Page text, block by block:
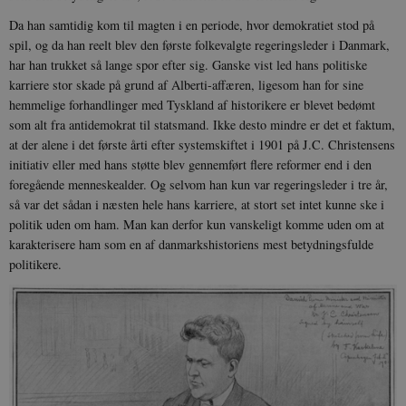
Da han samtidig kom til magten i en periode, hvor demokratiet stod på
spil, og da han reelt blev den første folkevalgte regeringsleder i Danmark,
har han trukket så lange spor efter sig. Ganske vist led hans politiske
karriere stor skade på grund af Alberti-affæren, ligesom han for sine
hemmelige forhandlinger med Tyskland af historikere er blevet bedømt
som alt fra antidemokrat til statsmand. Ikke desto mindre er det et faktum,
at der alene i det første årti efter systemskiftet i 1901 på J.C. Christensens
initiativ eller med hans støtte blev gennemført flere reformer end i den
foregående menneskealder. Og selvom han kun var regeringsleder i tre år,
så var det sådan i næsten hele hans karriere, at stort set intet kunne ske i
politik uden om ham. Man kan derfor kun vanskeligt komme uden om at
karakterisere ham som en af danmarkshistoriens mest betydningsfulde
politikere.
sp_t
Spotify Inc.
.spotify.com
sp_landing
Spotify Inc.
.spotify.com
1 dag
Oracle Corporation
.nr-data.net
Session